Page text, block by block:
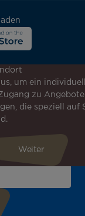
um die
und
unsere
um ein
zu
die speziell auf